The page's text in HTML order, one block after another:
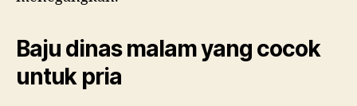
Baju dinas malam yang cocok
untuk pria